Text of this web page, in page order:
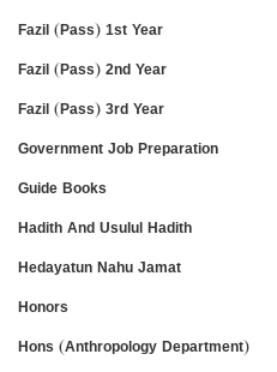
Fazil (Pass) 1st Year
Fazil (Pass) 2nd Year
Fazil (Pass) 3rd Year
Government Job Preparation
Guide Books
Hadith And Usulul Hadith
Hedayatun Nahu Jamat
Honors
Hons (Anthropology Department)